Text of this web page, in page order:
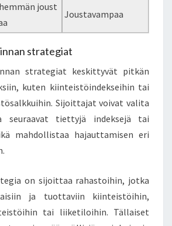
joust
Joustavampaa
strategiat
strategiat keskittyvät pitkän
kuten kiinteistöindekseihin tai
Sijoittajat voivat valita
seuraavat tiettyjä indeksejä tai
mahdollistaa hajauttamisen eri
on sijoittaa rahastoihin, jotka
ja tuottaviin kiinteistöihin,
tai liiketiloihin. Tällaiset